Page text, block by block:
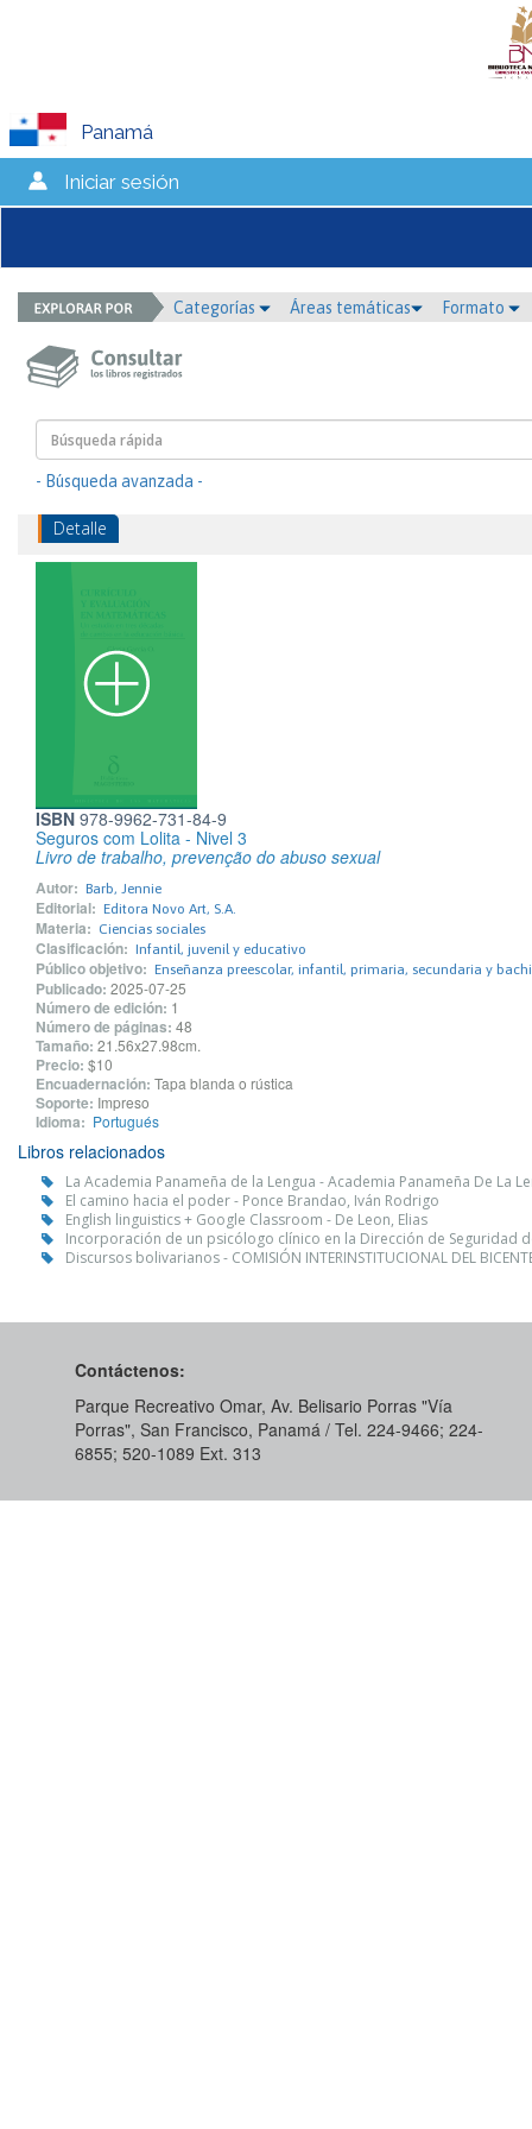
Panamá
Iniciar sesión
Categorías Áreas temáticas Formato
- Búsqueda avanzada -
Detalle
ISBN 978-9962-731-84-9
Seguros com Lolita - Nivel 3
Livro de trabalho, prevenção do abuso sexual
Autor: Barb, Jennie
Editorial: Editora Novo Art, S.A.
Materia: Ciencias sociales
Clasificación: Infantil, juvenil y educativo
Público objetivo: Enseñanza preescolar, infantil, primaria, secundaria y
Publicado: 2025-07-25
Número de edición: 1
Número de páginas: 48
Tamaño: 21.56x27.98cm.
Precio: $10
Encuadernación: Tapa blanda o rústica
Soporte: Impreso
Idioma: Portugués
Libros relacionados
La Academia Panameña de la Lengua - Academia Panameña De La
El camino hacia el poder - Ponce Brandao, Iván Rodrigo
English linguistics + Google Classroom - De Leon, Elias
Incorporación de un psicólogo clínico en la Dirección de Seguridad
Discursos bolivarianos - COMISIÓN INTERINSTITUCIONAL DEL
Contáctenos:
Parque Recreativo Omar, Av. Belisario Porras "Vía
Porras", San Francisco, Panamá / Tel. 224-9466; 224-
6855; 520-1089​ Ext. 313